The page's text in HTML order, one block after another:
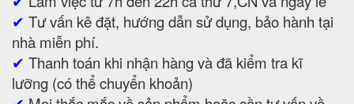
✔ Tư vấn kê đặt, hướng dẫn sử dụng, bảo hành tại
nhà miễn phí.
✔ Thanh toán khi nhận hàng và đã kiểm tra kĩ
lưỡng (có thể chuyển khoản)